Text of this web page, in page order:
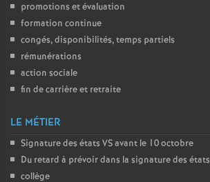
promotions et évaluation
formation continue
congés, disponibilités, temps partiels
rémunérations
action sociale
fin de carrière et retraite
LE MÉTIER
Signature des états VSavant le 10 octobre
Du retard à prévoir dans la signature des états
collège